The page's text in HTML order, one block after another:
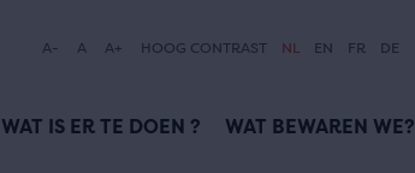
A- A A+ HOOG CONTRAST NL EN FR DE
WAT IS ER TE DOEN ? WAT BEWAREN WE?